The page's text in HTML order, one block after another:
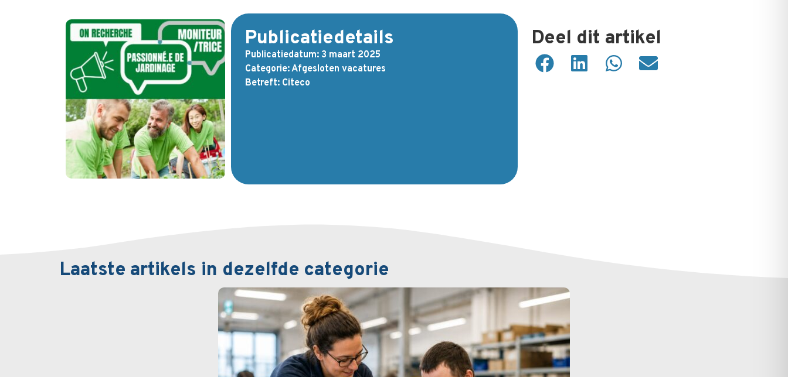
Publicatiedetails
Publicatiedatum: 3 maart 2025
Categorie:Afgesloten vacatures
Betreft: Citeco
Deel dit artikel
Laatste artikels in dezelfde categorie